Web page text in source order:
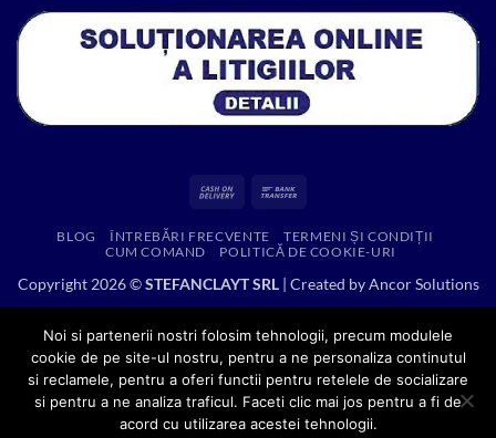
Cash
Delivery
BLOG ÎNTREBĂRI FRECVENTE
TERMENI ȘI CONDIȚII
CUM COMAND
POLITICĂ DE COOKIE-URI
Copyright 2026 ©STEFANCLAYT SRL| Created byAncor Solutions
Noi si partenerii nostri folosim tehnologii, precum modulele
cookie de pe site-ul nostru, pentru a ne personaliza continutul
si reclamele, pentru a oferi functii pentru retelele de socializare
si pentru a ne analiza traficul. Faceti clic mai jos pentru a fi de
acord cu utilizarea acestei tehnologii.